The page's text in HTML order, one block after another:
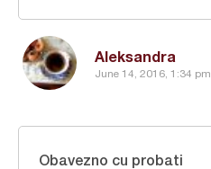
Aleksandra
June 14, 2016, 1:34 pm
Obavezno cu probati